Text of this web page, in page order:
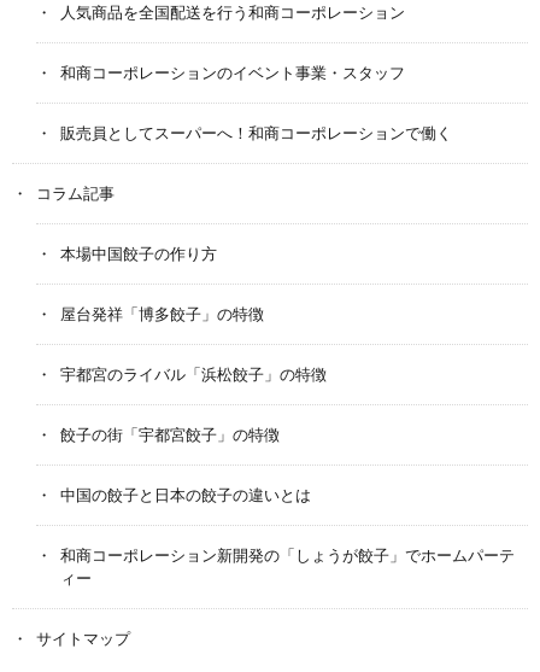
人気商品を全国配送を行う和商コーポレーション
和商コーポレーションのイベント事業・スタッフ
販売員としてスーパーへ！和商コーポレーションで働く
コラム記事
本場中国餃子の作り方
屋台発祥「博多餃子」の特徴
宇都宮のライバル「浜松餃子」の特徴
餃子の街「宇都宮餃子」の特徴
中国の餃子と日本の餃子の違いとは
和商コーポレーション新開発の「しょうが餃子」でホームパーテ
ィー
サイトマップ